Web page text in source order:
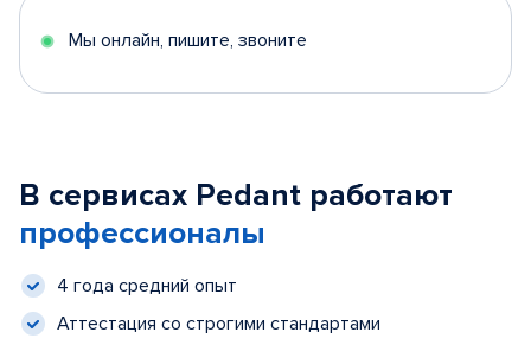
Мы онлайн, пишите, звоните
В сервисах Pedant работают
профессионалы
4 года средний опыт
Аттестация со строгими стандартами